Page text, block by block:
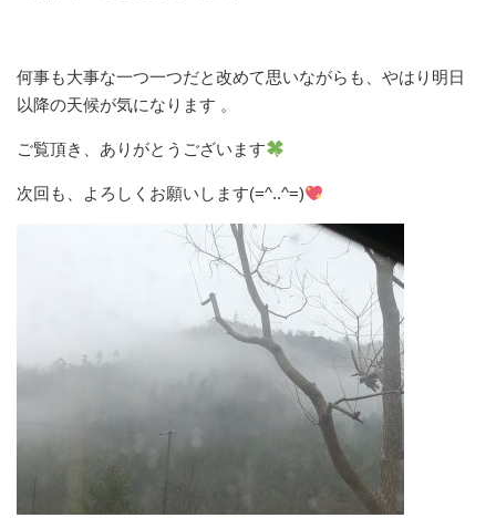
何事も大事な一つ一つだと改めて思いながらも、やはり明日
以降の天候が気になります 。
ご覧頂き、ありがとうございます
次回も、よろしくお願いします(=^..^=)